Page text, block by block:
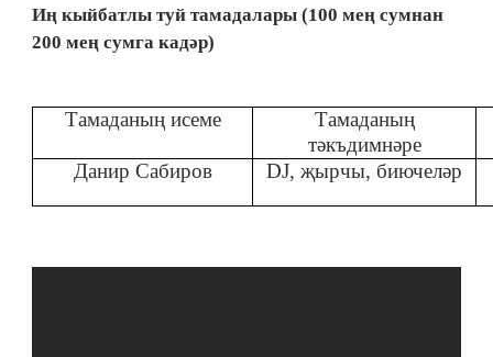
Иң кыйбатлы туй тамадалары (100 мең сумнан
200 мең сумга кадәр)
Тамаданың исеме
Тамаданың
тәкъдимнәре
Данир Сабиров
DJ, җырчы, биючеләр